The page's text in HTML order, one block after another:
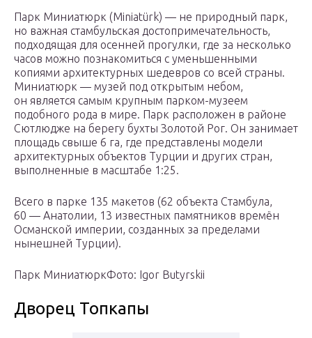
Парк Миниатюрк (Miniatürk) — не природный парк,
но важная стамбульская достопримечательность,
подходящая для осенней прогулки, где за несколько
часов можно познакомиться с уменьшенными
копиями архитектурных шедевров со всей страны.
Миниатюрк — музей под открытым небом,
он является самым крупным парком-музеем
подобного рода в мире. Парк расположен в районе
Сютлюдже на берегу бухты Золотой Рог. Он занимает
площадь свыше 6 га, где представлены модели
архитектурных объектов Турции и других стран,
выполненные в масштабе 1:25.
Всего в парке 135 макетов (62 объекта Стамбула,
60 — Анатолии, 13 известных памятников времён
Османской империи, созданных за пределами
нынешней Турции).
Парк МиниатюркФото: Igor Butyrskii
Дворец Топкапы